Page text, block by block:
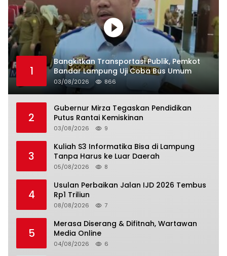
1
Bangkitkan Transportasi Publik, Pemkot
Bandar Lampung Uji Coba Bus Umum
03/08/2026 866
2
Gubernur Mirza Tegaskan Pendidikan
Putus Rantai Kemiskinan
03/08/2026 9
3
Kuliah S3 Informatika Bisa di Lampung
Tanpa Harus ke Luar Daerah
05/08/2026 8
4
Usulan Perbaikan Jalan IJD 2026 Tembus
Rp1 Triliun
08/08/2026 7
5
Merasa Diserang & Difitnah, Wartawan
Media Online
04/08/2026 6